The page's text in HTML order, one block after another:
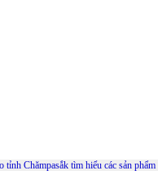
tỉnh Chămpasắk tìm hiểu các sản